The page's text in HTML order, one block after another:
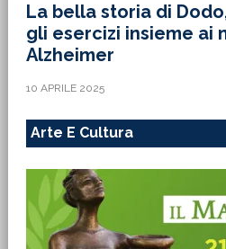
La bella storia di
gli esercizi insieme ai
Alzheimer
10 APRILE 2025
Arte E Cultura